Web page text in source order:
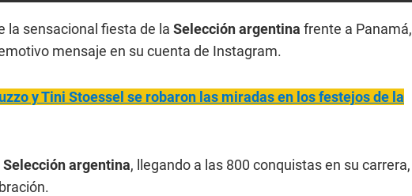
la sensacional fiesta de la Selección argentina frente a Panamá,
mensaje en su cuenta de Instagram.
y Tini Stoessel se robaron las miradas en los festejos de la
Selección argentina, llegando a las 800 conquistas en su carrera,